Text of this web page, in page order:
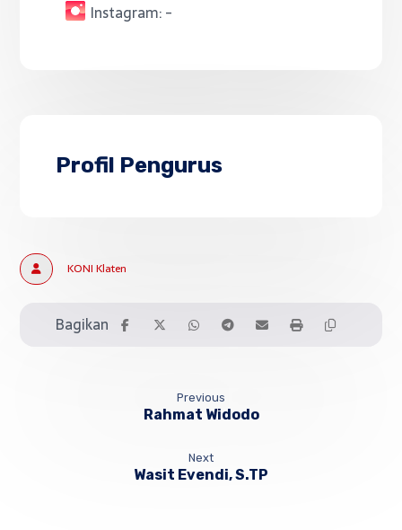
Instagram:-
Profil Pengurus
KONI Klaten
Previous
Rahmat Widodo
Next
Wasit Evendi, S.TP